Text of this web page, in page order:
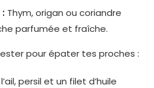
Thym, origan ou coriandre
parfumée et fraîche.
pour épater tes proches :
persil et un filet d’huile